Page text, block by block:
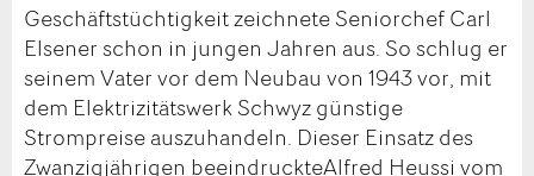
Geschäftstüchtigkeit zeichnete Seniorchef Carl
Elsener schon in jungen Jahren aus. So schlug er
seinem Vater vor dem Neubau von 1943 vor, mit
dem Elektrizitätswerk Schwyz günstige
Strompreise auszuhandeln. Dieser Einsatz des
Zwanzigjährigen beeindruckteAlfred Heussi vom